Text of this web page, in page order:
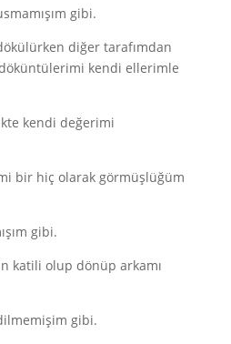
gibi.
diğer tarafımdan
kendi ellerimle
kendi değerimi
bir hiç olarak görmüşlüğüm
gibi.
katili olup dönüp arkamı
gibi.